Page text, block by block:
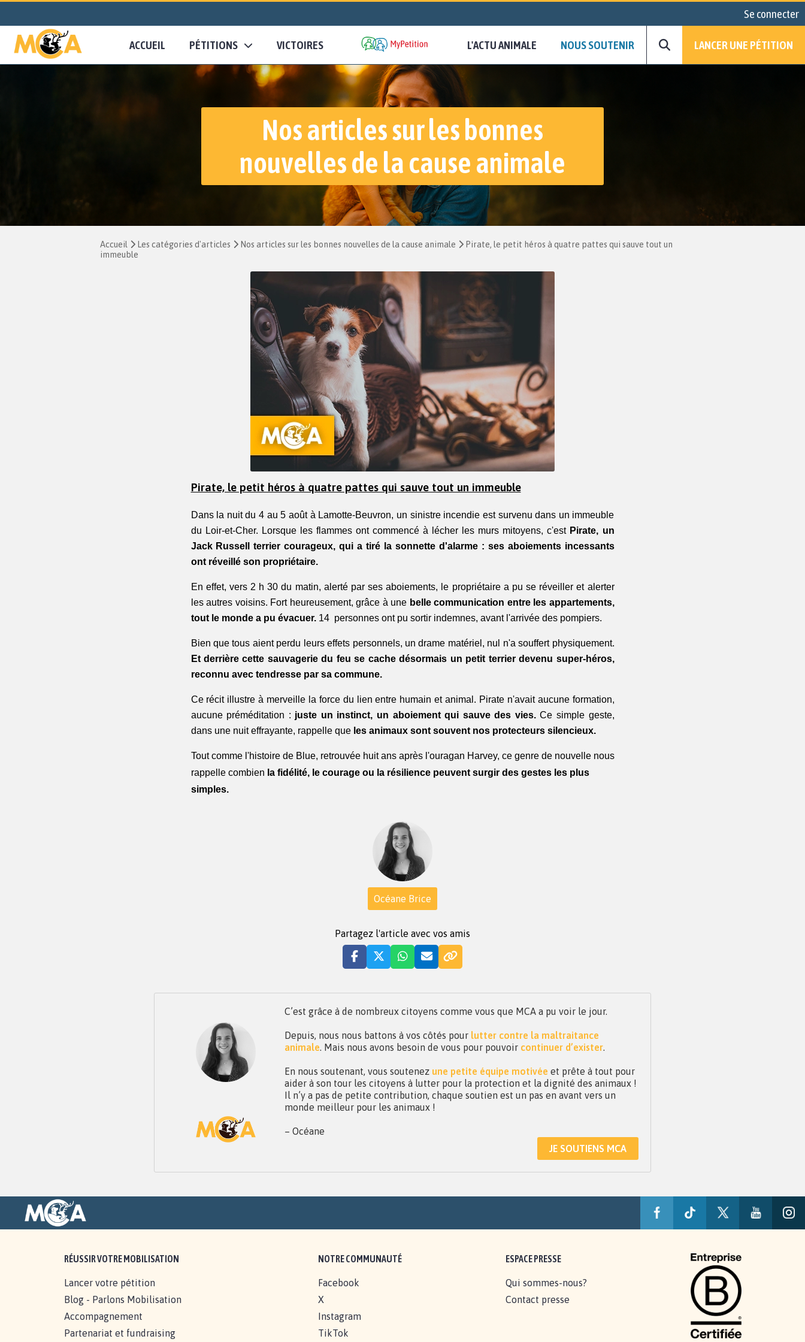
Se connecter
ACCUEIL PÉTITIONS VICTOIRES L'ACTU ANIMALE NOUS SOUTENIR LANCER UNE PÉTITION
Nos articles sur les bonnes
nouvelles de la cause animale
Accueil Les catégories d'articles Nos articles sur les bonnes nouvelles de la cause animale
Pirate, le petit héros à quatre pattes qui sauve tout un
immeuble
Pirate, le petit héros à quatre pattes qui sauve tout un immeuble
Dans la nuit du 4 au 5 août à Lamotte-Beuvron, un sinistre incendie est survenu dans un immeuble
du Loir-et-Cher. Lorsque les flammes ont commencé à lécher les murs mitoyens, c'est Pirate, un
Jack Russell terrier courageux, qui a tiré la sonnette d'alarme : ses aboiements incessants
ont réveillé son propriétaire.
En effet, vers 2 h 30 du matin, alerté par ses aboiements, le propriétaire a pu se réveiller et alerter
les autres voisins. Fort heureusement, grâce à une belle communication entre les appartements,
tout le monde a pu évacuer. 14  personnes ont pu sortir indemnes, avant l'arrivée des pompiers.
Et derrière cette sauvagerie du feu se cache désormais un petit terrier devenu super-héros,
reconnu avec tendresse par sa commune.
Ce récit illustre à merveille la force du lien entre humain et animal. Pirate n'avait aucune formation,
aucune préméditation : juste un instinct, un aboiement qui sauve des vies. Ce simple geste,
dans une nuit effrayante, rappelle que les animaux sont souvent nos protecteurs silencieux.
Tout comme l'histoire de Blue, retrouvée huit ans après l'ouragan Harvey, ce genre de nouvelle nous
rappelle combien la fidélité, le courage ou la résilience peuvent surgir des gestes les plus
simples.
Océane Brice
Partagez l'article avec vos amis
C’est grâce à de nombreux citoyens comme vous que MCA a pu voir le jour.
Depuis, nous nous battons à vos côtés pour lutter contre la maltraitance
animale. Mais nous avons besoin de vous pour pouvoir continuer d’exister.
En nous soutenant, vous soutenez une petite équipe motivée et prête à tout pour
aider à son tour les citoyens à lutter pour la protection et la dignité des animaux !
Il n’y a pas de petite contribution, chaque soutien est un pas en avant vers un
monde meilleur pour les animaux !
– Océane
JE SOUTIENS MCA
RÉUSSIR VOTRE MOBILISATION
Lancer votre pétition
Blog - Parlons Mobilisation
Accompagnement
Partenariat et fundraising
NOTRE COMMUNAUTÉ
Facebook
X
Instagram
TikTok
ESPACE PRESSE
Qui sommes-nous?
Contact presse